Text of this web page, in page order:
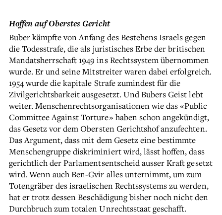
Hoffen auf Oberstes Gericht
Buber kämpfte von Anfang des Bestehens Israels gegen
die Todesstrafe, die als juristisches Erbe der britischen
Mandatsherrschaft 1949 ins Rechtssystem übernommen
wurde. Er und seine Mitstreiter waren dabei erfolgreich.
1954 wurde die kapitale Strafe zumindest für die
Zivilgerichtsbarkeit ausgesetzt. Und Bubers Geist lebt
weiter. Menschenrechtsorganisationen wie das «Public
Committee Against Torture» haben schon angekündigt,
das Gesetz vor dem Obersten Gerichtshof anzufechten.
Das Argument, dass mit dem Gesetz eine bestimmte
Menschengruppe diskriminiert wird, lässt hoffen, dass
gerichtlich der Parlamentsentscheid ausser Kraft gesetzt
wird. Wenn auch Ben-Gvir alles unternimmt, um zum
Totengräber des israelischen Rechtssystems zu werden,
hat er trotz dessen Beschädigung bisher noch nicht den
Durchbruch zum totalen Unrechtsstaat geschafft.